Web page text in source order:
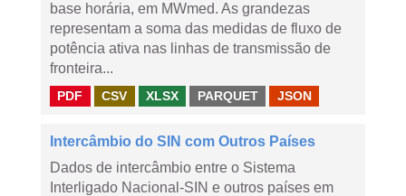
base horária, em MWmed. As grandezas
representam a soma das medidas de fluxo de
potência ativa nas linhas de transmissão de
fronteira...
PDF CSV XLSX PARQUET JSON
Intercâmbio do SIN com Outros Países
Dados de intercâmbio entre o Sistema
Interligado Nacional-SIN e outros países em